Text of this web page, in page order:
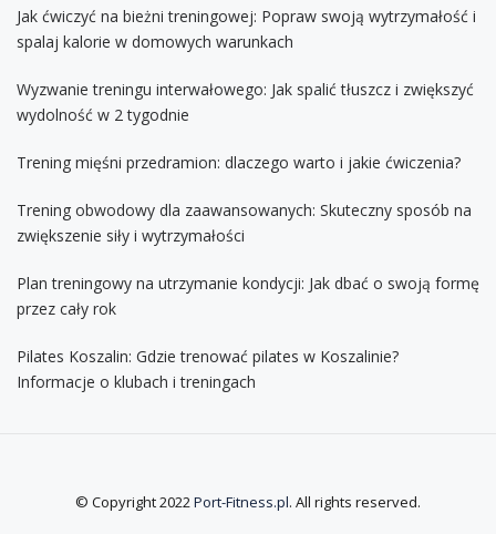
Jak ćwiczyć na bieżni treningowej: Popraw swoją wytrzymałość i
spalaj kalorie w domowych warunkach
Wyzwanie treningu interwałowego: Jak spalić tłuszcz i zwiększyć
wydolność w 2 tygodnie
Trening mięśni przedramion: dlaczego warto i jakie ćwiczenia?
Trening obwodowy dla zaawansowanych: Skuteczny sposób na
zwiększenie siły i wytrzymałości
Plan treningowy na utrzymanie kondycji: Jak dbać o swoją formę
przez cały rok
Pilates Koszalin: Gdzie trenować pilates w Koszalinie?
Informacje o klubach i treningach
© Copyright 2022Port-Fitness.pl. All rights reserved.